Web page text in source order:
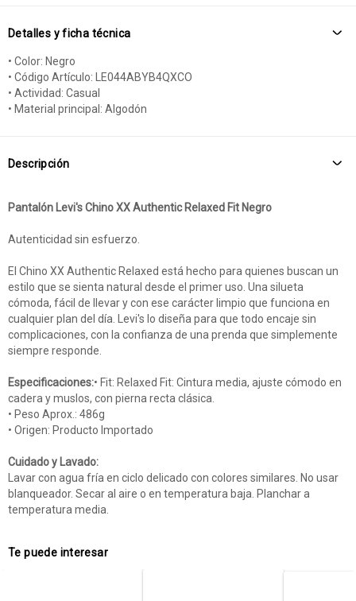
Detalles y ficha técnica
• Color: Negro
• Código Artículo: LE044ABYB4QXCO
• Actividad: Casual
• Material principal: Algodón
Descripción
Pantalón Levi's Chino XX Authentic Relaxed Fit Negro
Autenticidad sin esfuerzo.
El Chino XX Authentic Relaxed está hecho para quienes buscan un
estilo que se sienta natural desde el primer uso. Una silueta
cómoda, fácil de llevar y con ese carácter limpio que funciona en
cualquier plan del día. Levi's lo diseña para que todo encaje sin
complicaciones, con la confianza de una prenda que simplemente
siempre responde.
Especificaciones:• Fit: Relaxed Fit: Cintura media, ajuste cómodo en
cadera y muslos, con pierna recta clásica.
• Peso Aprox.: 486g
• Origen: Producto Importado
Cuidado y Lavado:
Lavar con agua fría en ciclo delicado con colores similares. No usar
blanqueador. Secar al aire o en temperatura baja. Planchar a
temperatura media.
Te puede interesar